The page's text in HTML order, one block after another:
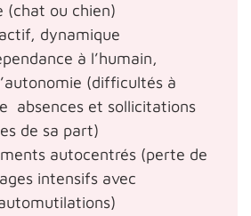
(chat ou chien)
dynamique
à l’humain,
(difficultés à
absences et sollicitations
de sa part)
autocentrés (perte de
intensifs avec